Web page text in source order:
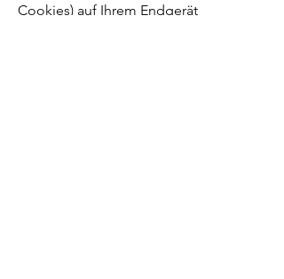
Cookies) auf Ihrem Endgerät